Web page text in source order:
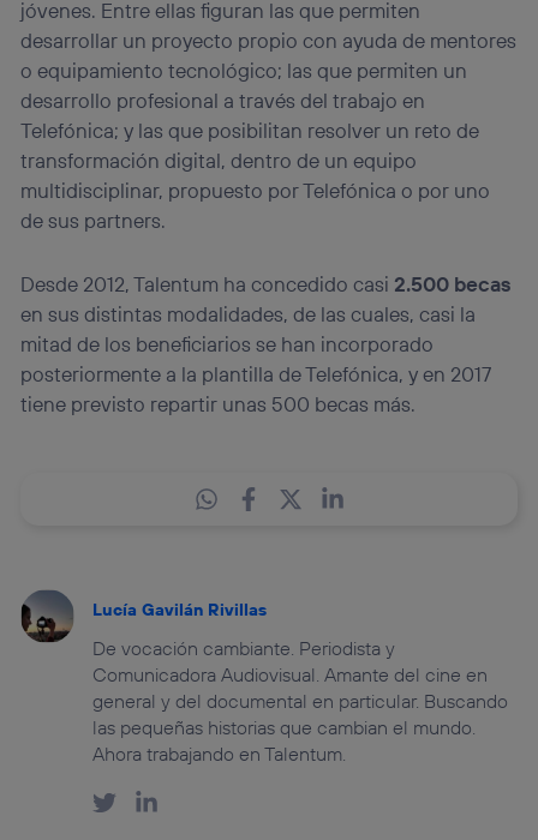
jóvenes. Entre ellas figuran las que permiten
desarrollar un proyecto propio con ayuda de mentores
o equipamiento tecnológico; las que permiten un
desarrollo profesional a través del trabajo en
Telefónica; y las que posibilitan resolver un reto de
transformación digital, dentro de un equipo
multidisciplinar, propuesto por Telefónica o por uno
de sus partners.
Desde 2012, Talentum ha concedido casi 2.500 becas
en sus distintas modalidades, de las cuales, casi la
mitad de los beneficiarios se han incorporado
posteriormente a la plantilla de Telefónica, y en 2017
tiene previsto repartir unas 500 becas más.
Lucía Gavilán Rivillas
De vocación cambiante. Periodista y
Comunicadora Audiovisual. Amante del cine en
general y del documental en particular. Buscando
las pequeñas historias que cambian el mundo.
Ahora trabajando en Talentum.